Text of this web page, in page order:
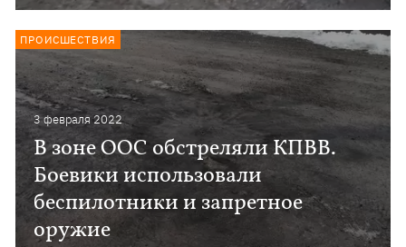
3 февраля 2022
В зоне ООС обстреляли КПВВ.
Боевики использовали
беспилотники и запретное
оружие
ПРОИСШЕСТВИЯ